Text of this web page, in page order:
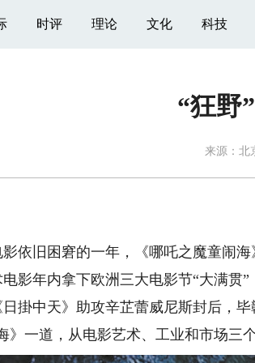
时评 理论 文化 科技
“狂野
来源： 北
旧困窘的一年，《哪吒之魔童闹海
影年内拿下欧洲三大电影节“大满贯
掛中天》助攻辛芷蕾威尼斯封后，
》一道，从电影艺术、工业和市场三